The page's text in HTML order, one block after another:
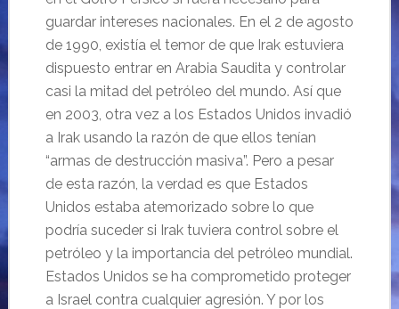
guardar intereses nacionales. En el 2 de agosto
de 1990, existía el temor de que Irak estuviera
dispuesto entrar en Arabia Saudita y controlar
casi la mitad del petróleo del mundo. Así que
en 2003, otra vez a los Estados Unidos invadió
a Irak usando la razón de que ellos tenían
“armas de destrucción masiva”. Pero a pesar
de esta razón, la verdad es que Estados
Unidos estaba atemorizado sobre lo que
podría suceder si Irak tuviera control sobre el
petróleo y la importancia del petróleo mundial.
Estados Unidos se ha comprometido proteger
a Israel contra cualquier agresión. Y por los